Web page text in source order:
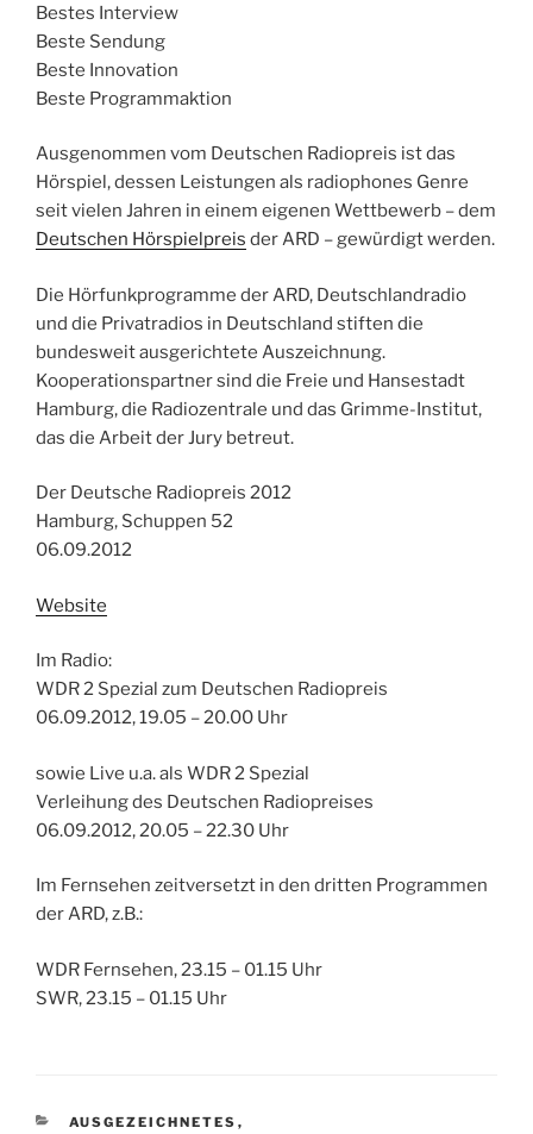
Bestes Interview
Beste Sendung
Beste Innovation
Beste Programmaktion
Ausgenommen vom Deutschen Radiopreis ist das
Hörspiel, dessen Leistungen als radiophones Genre
seit vielen Jahren in einem eigenen Wettbewerb – dem
Deutschen Hörspielpreis der ARD – gewürdigt werden.
Die Hörfunkprogramme der ARD, Deutschlandradio
und die Privatradios in Deutschland stiften die
bundesweit ausgerichtete Auszeichnung.
Kooperationspartner sind die Freie und Hansestadt
Hamburg, die Radiozentrale und das Grimme-Institut,
das die Arbeit der Jury betreut.
Der Deutsche Radiopreis 2012
Hamburg, Schuppen 52
06.09.2012
Website
Im Radio:
WDR 2 Spezial zum Deutschen Radiopreis
06.09.2012, 19.05 – 20.00 Uhr
sowie Live u.a. als WDR 2 Spezial
Verleihung des Deutschen Radiopreises
06.09.2012, 20.05 – 22.30 Uhr
Im Fernsehen zeitversetzt in den dritten Programmen
der ARD, z.B.:
WDR Fernsehen, 23.15 – 01.15 Uhr
SWR, 23.15 – 01.15 Uhr
KATEGORIEN
AUSGEZEICHNETES ,